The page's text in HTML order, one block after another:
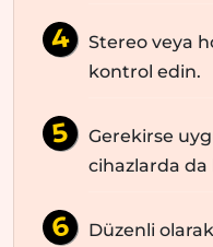
Stereo veya
kontrol edin.
Gerekirse
cihazlarda da
Düzenli